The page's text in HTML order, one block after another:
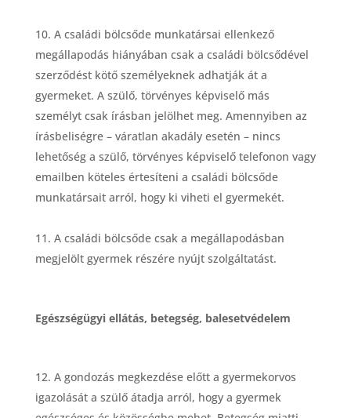
A családi bölcsőde munkatársai ellenkező
megállapodás hiányában csak a családi bölcsődével
szerződést kötő személyeknek adhatják át a
gyermeket. A szülő, törvényes képviselő más
személyt csak írásban jelölhet meg. Amennyiben az
írásbeliségre – váratlan akadály esetén – nincs
lehetőség a szülő, törvényes képviselő telefonon vagy
emailben köteles értesíteni a családi bölcsőde
munkatársait arról, hogy ki viheti el gyermekét.
A családi bölcsőde csak a megállapodásban
megjelölt gyermek részére nyújt szolgáltatást.
Egészségügyi ellátás, betegség, balesetvédelem
A gondozás megkezdése előtt a gyermekorvos
igazolását a szülő átadja arról, hogy a gyermek